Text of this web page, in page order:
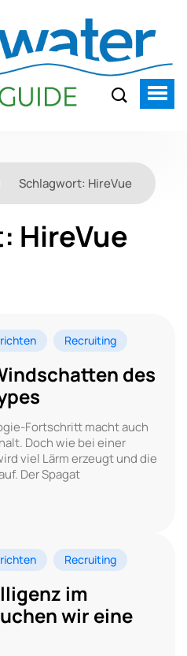
Schlagwort: HireVue
HireVue
Recruiting
des
Fortschritt macht auch
Doch wie bei einer
viel Lärm erzeugt und die
Der Spagat
Recruiting
im
wir eine